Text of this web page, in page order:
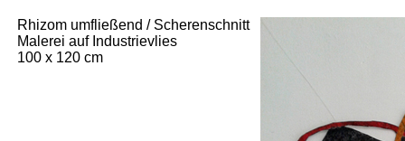
Rhizom umfließend / Scherenschnitt
Malerei auf Industrievlies
100 x 120 cm